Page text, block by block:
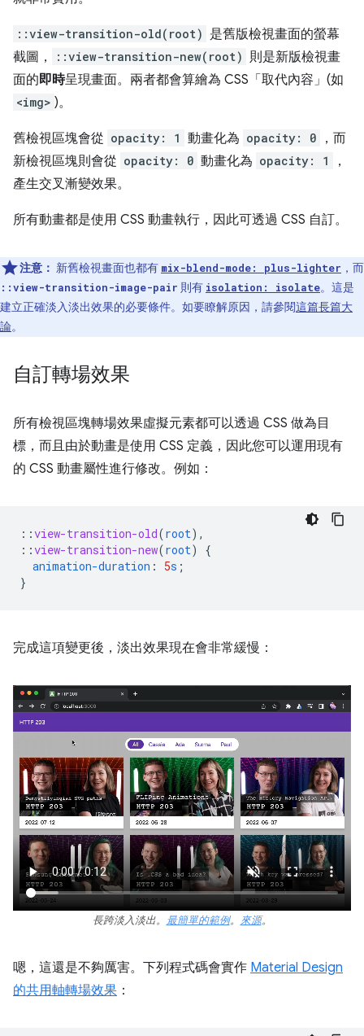
::view-transition-old(root) 是舊版檢視畫面的螢幕
截圖，
::view-transition-new(root) 則是新版檢視畫
面的即時呈現畫面。兩者都會算繪為 CSS「取代內容」(如
<img> )。
舊檢視區塊會從 opacity: 1 動畫化為 opacity: 0
，而
新檢視區塊則會從 opacity: 0 動畫化為 opacity: 1
，
產生交叉漸變效果。
所有動畫都是使用 CSS 動畫執行，因此可透過 CSS 自訂。
注意： 新舊檢視畫面也都有 mix-blend-mode: plus-lighter ，而
::view-transition-image-pair 則有 isolation: isolate。這是
建立正確淡入淡出效果的必要條件。如要瞭解原因，請參閱這篇長篇大
論。
自訂轉場效果
所有檢視區塊轉場效果虛擬元素都可以透過 CSS 做為目
標，而且由於動畫是使用 CSS 定義，因此您可以運用現有
的 CSS 動畫屬性進行修改。例如：
::view-transition-old(root),
::view-transition-new(root)
{
animation-duration : 5s ;
}
完成這項變更後，淡出效果現在會非常緩慢：
長跨淡入淡出。 最簡單的範例。 來源。
嗯，這還是不夠厲害。下列程式碼會實作 Material Design
的共用軸轉場效果 ：